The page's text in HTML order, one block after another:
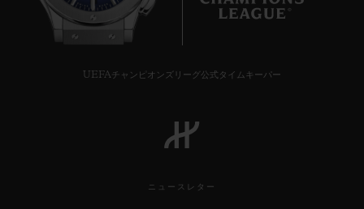
UEFAチャンピオンズリーグ公式タイムキーパー
ニュースレター